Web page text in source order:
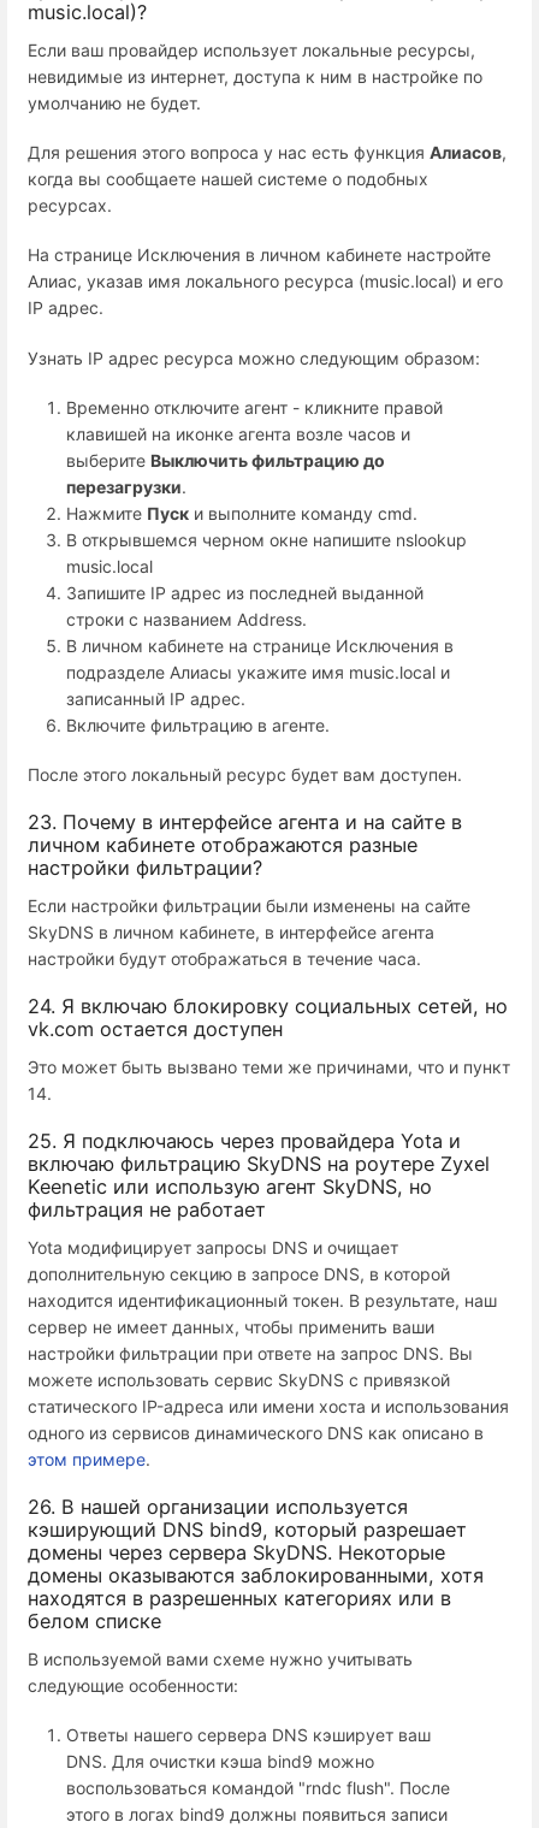
music.local)?
Если ваш провайдер использует локальные ресурсы,
невидимые из интернет, доступа к ним в настройке по
умолчанию не будет.
Для решения этого вопроса у нас есть функция Алиасов,
когда вы сообщаете нашей системе о подобных
ресурсах.
На странице Исключения в личном кабинете настройте
Алиас, указав имя локального ресурса (music.local) и его
IP адрес.
Узнать IP адрес ресурса можно следующим образом:
Временно отключите агент - кликните правой
клавишей на иконке агента возле часов и
выберите Выключить фильтрацию до
перезагрузки.
Нажмите Пуск и выполните команду cmd.
В открывшемся черном окне напишите nslookup
music.local
Запишите IP адрес из последней выданной
строки с названием Address.
В личном кабинете на странице Исключения в
подразделе Алиасы укажите имя music.local и
записанный IP адрес.
Включите фильтрацию в агенте.
После этого локальный ресурс будет вам доступен.
23. Почему в интерфейсе агента и на сайте в
личном кабинете отображаются разные
настройки фильтрации?
Если настройки фильтрации были изменены на сайте
SkyDNS в личном кабинете, в интерфейсе агента
настройки будут отображаться в течение часа.
24. Я включаю блокировку социальных сетей, но
vk.com остается доступен
Это может быть вызвано теми же причинами, что и пункт
14.
25. Я подключаюсь через провайдера Yota и
включаю фильтрацию SkyDNS на роутере Zyxel
Keenetic или использую агент SkyDNS, но
фильтрация не работает
Yota модифицирует запросы DNS и очищает
дополнительную секцию в запросе DNS, в которой
находится идентификационный токен. В результате, наш
сервер не имеет данных, чтобы применить ваши
настройки фильтрации при ответе на запрос DNS. Вы
можете использовать сервис SkyDNS с привязкой
статического IP-адреса или имени хоста и использования
одного из сервисов динамического DNS как описано в
этом примере.
26. В нашей организации используется
кэширующий DNS bind9, который разрешает
домены через сервера SkyDNS. Некоторые
домены оказываются заблокированными, хотя
находятся в разрешенных категориях или в
белом списке
В используемой вами схеме нужно учитывать
следующие особенности:
Ответы нашего сервера DNS кэширует ваш
DNS. Для очистки кэша bind9 можно
воспользоваться командой "rndc flush". После
этого в логах bind9 должны появиться записи